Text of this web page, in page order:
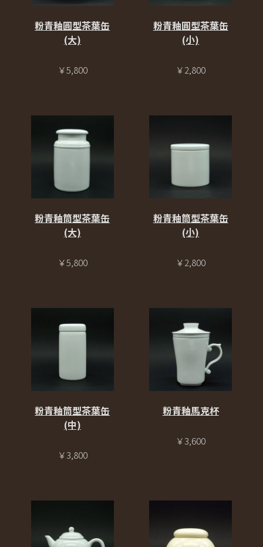
粉青釉圓型茶葉缶
(大)
￥5,800
粉青釉圓型茶葉缶
(小)
￥2,800
粉青釉筒型茶葉缶
(大)
￥5,800
粉青釉筒型茶葉缶
(小)
￥2,800
粉青釉筒型茶葉缶
(中)
￥3,800
粉青釉馬克杯
￥3,600